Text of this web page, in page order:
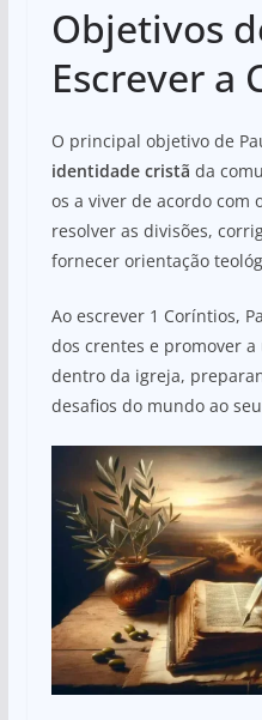
Objetivos
Escrever a
O principal objetivo de
identidade cristã da
os a viver de acordo com
resolver as divisões,
fornecer orientação
Ao escrever 1 Coríntios,
dos crentes e promover a
dentro da igreja,
desafios do mundo ao